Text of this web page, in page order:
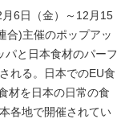
6日（金）～12月15
合)主催のポップアッ
パと日本食材のパーフ
れる。日本でのEU食
材を日本の日常の食
各地で開催されてい